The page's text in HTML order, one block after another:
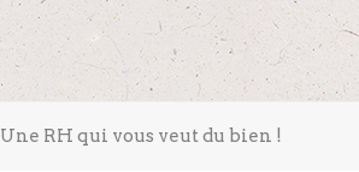
Une RH qui vous veut du bien !